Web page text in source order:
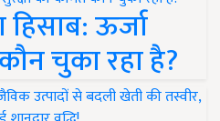
ऊर्जा
चुका रहा है?